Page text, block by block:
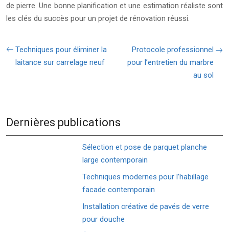
de pierre. Une bonne planification et une estimation réaliste sont
les clés du succès pour un projet de rénovation réussi.
Techniques pour éliminer la
laitance sur carrelage neuf
Protocole professionnel
pour l’entretien du marbre
au sol
Dernières publications
Sélection et pose de parquet planche
large contemporain
Techniques modernes pour l’habillage
facade contemporain
Installation créative de pavés de verre
pour douche